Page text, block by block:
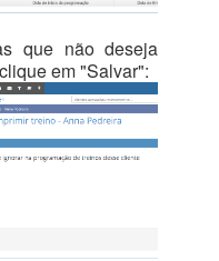
que não deseja
em "Salvar":